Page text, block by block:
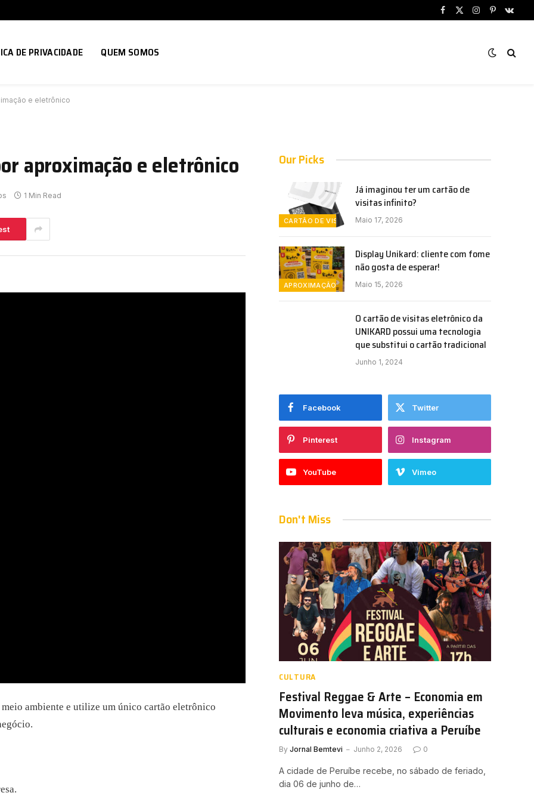
Facebook
X
Instagram
Pinterest
DE PRIVACIDADE QUEM SOMOS
e eletrônico
aproximação e eletrônico
1 Min Read
ambiente e utilize um único cartão eletrônico
Our Picks
CARTÃO DE VISITAS
Já imaginou ter um cartão de
visitas infinito?
Maio 17, 2026
APROXIMAÇÃO
Display Unikard: cliente com fome
não gosta de esperar!
Maio 15, 2026
O cartão de visitas eletrônico da
UNIKARD possui uma tecnologia
que substitui o cartão tradicional
Junho 1, 2024
Facebook Twitter
Pinterest Instagram
YouTube Vimeo
Don't Miss
CULTURA
Festival Reggae & Arte – Economia em
Movimento leva música, experiências
culturais e economia criativa a Peruíbe
By Jornal Bemtevi Junho 2, 2026 0
A cidade de Peruíbe recebe, no sábado de feriado,
dia 06 de junho de…